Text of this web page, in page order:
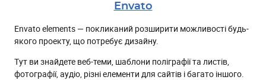
Envato
Envato elements — покликаний розширити можливості будь-
якого проекту, що потребує дизайну.
Тут ви знайдете веб-теми, шаблони поліграфії та листів,
фотографії, аудіо, різні елементи для сайтів і багато іншого.